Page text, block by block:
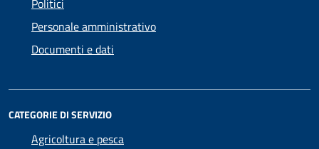
Personale amministrativo
Documenti e dati
CATEGORIE DI SERVIZIO
Agricoltura e pesca